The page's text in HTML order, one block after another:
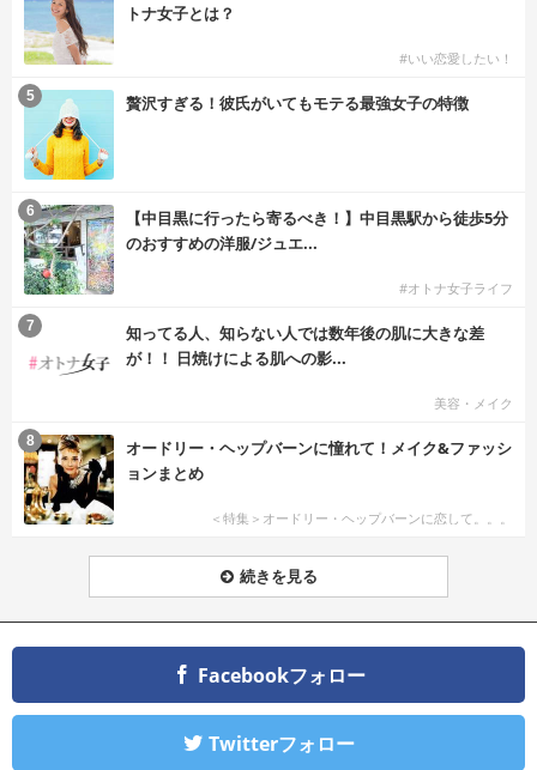
トナ女子とは？
#いい恋愛したい！
贅沢すぎる！彼氏がいてもモテる最強女子の特徴
5
【中目黒に行ったら寄るべき！】中目黒駅から徒歩5分
のおすすめの洋服/ジュエ...
#オトナ女子ライフ
6
知ってる人、知らない人では数年後の肌に大きな差
が！！ 日焼けによる肌への影...
美容・メイク
7
オードリー・ヘップバーンに憧れて！メイク&ファッシ
ョンまとめ
＜特集＞オードリー・ヘップバーンに恋して。。。
8
続きを見る
Facebookフォロー
Twitterフォロー